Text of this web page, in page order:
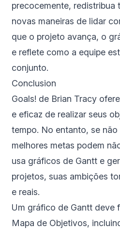
precocemente, redistribua
novas maneiras de lidar
que o projeto avança, o
e reflete como a equipe
conjunto.
Conclusion
Goals! de Brian Tracy
e eficaz de realizar seus
tempo. No entanto, se
melhores metas podem
usa gráficos de Gantt e
projetos, suas ambições
e reais.
Um gráfico de Gantt deve
Mapa de Objetivos,